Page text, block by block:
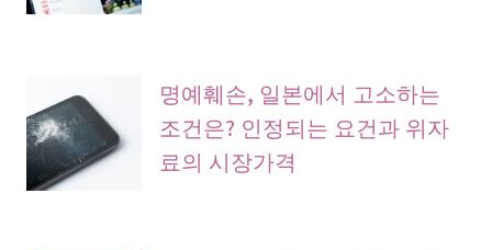
명예훼손, 일본에서 고소하는
조건은? 인정되는 요건과 위자
료의 시장가격